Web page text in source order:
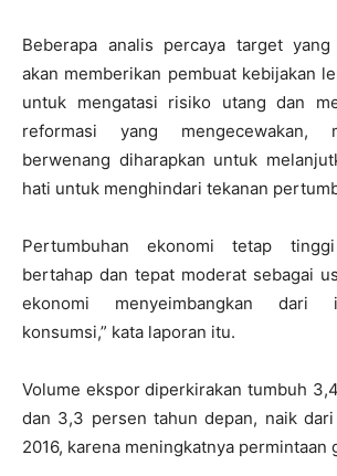
Beberapa analis percaya target
akan memberikan pembuat kebijakan
untuk mengatasi risiko utang dan
reformasi yang mengecewakan,
berwenang diharapkan untuk
hati untuk menghindari tekanan
Pertumbuhan ekonomi tetap
bertahap dan tepat moderat sebagai
ekonomi menyeimbangkan dari
konsumsi,” kata laporan itu.
Volume ekspor diperkirakan tumbuh
dan 3,3 persen tahun depan, naik
2016, karena meningkatnya permintaan